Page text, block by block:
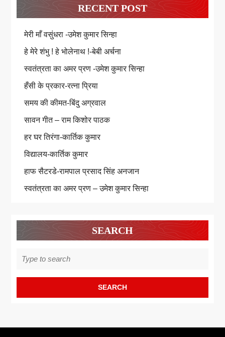
RECENT POST
मेरी माँ वसुंधरा -उमेश कुमार सिन्हा
हे मेरे शंभु ! हे भोलेनाथ !-बेबी अर्चना
स्वतंत्रता का अमर प्रण -उमेश कुमार सिन्हा
हँसी के प्रकार-रत्ना प्रिया
समय की कीमत-बिंदु अग्रवाल
सावन गीत – राम किशोर पाठक
हर घर तिरंगा-कार्तिक कुमार
विद्यालय-कार्तिक कुमार
हाफ सैटरडे-रामपाल प्रसाद सिंह अनजान
स्वतंत्रता का अमर प्रण – उमेश कुमार सिन्हा
SEARCH
for: